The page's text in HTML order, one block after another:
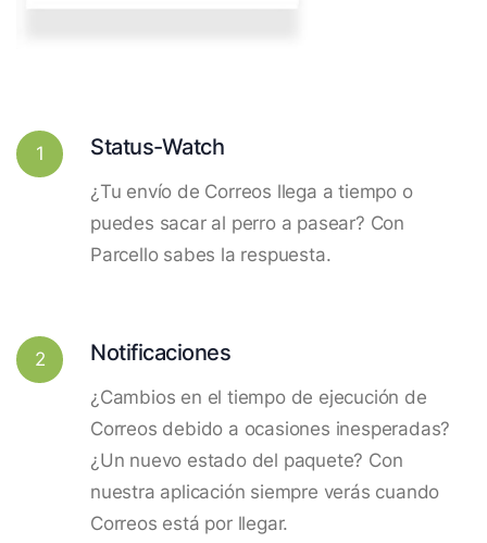
1 Status-Watch
¿Tu envío de Correos llega a tiempo o
puedes sacar al perro a pasear? Con
Parcello sabes la respuesta.
2 Notificaciones
¿Cambios en el tiempo de ejecución de
Correos debido a ocasiones inesperadas?
¿Un nuevo estado del paquete? Con
nuestra aplicación siempre verás cuando
Correos está por llegar.